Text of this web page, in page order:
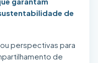
de
perspectivas para
de